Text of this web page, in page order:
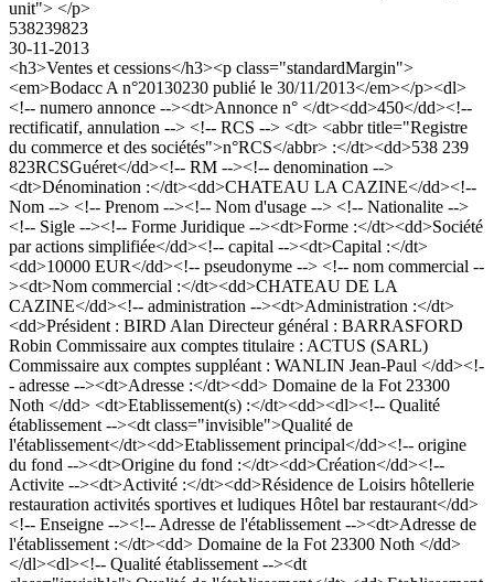
unit"> </p>
538239823
30-11-2013
<h3>Ventes et cessions</h3><p class="standardMargin">
<em>Bodacc A n°20130230 publié le 30/11/2013</em></p><dl>
<!-- numero annonce --><dt>Annonce n° </dt><dd>450</dd><!--
rectificatif, annulation --> <!-- RCS --> <dt> <abbr title="Registre
du commerce et des sociétés">n°RCS</abbr> :</dt><dd>538 239
823RCSGuéret</dd><!-- RM --><!-- denomination -->
<dt>Dénomination :</dt><dd>CHATEAU LA CAZINE</dd><!--
Nom --> <!-- Prenom --><!-- Nom d'usage --> <!-- Nationalite -->
<!-- Sigle --><!-- Forme Juridique --><dt>Forme :</dt><dd>Société
par actions simplifiée</dd><!-- capital --><dt>Capital :</dt>
<dd>10000 EUR</dd><!-- pseudonyme --> <!-- nom commercial --
><dt>Nom commercial :</dt><dd>CHATEAU DE LA
CAZINE</dd><!-- administration --><dt>Administration :</dt>
<dd>Président : BIRD Alan Directeur général : BARRASFORD
Robin Commissaire aux comptes titulaire : ACTUS (SARL)
Commissaire aux comptes suppléant : WANLIN Jean-Paul </dd><!-
- adresse --><dt>Adresse :</dt><dd> Domaine de la Fot 23300
Noth </dd> <dt>Etablissement(s) :</dt><dd><dl><!-- Qualité
établissement --><dt class="invisible">Qualité de
l'établissement</dt><dd>Etablissement principal</dd><!-- origine
du fond --><dt>Origine du fond :</dt><dd>Création</dd><!--
Activite --><dt>Activité :</dt><dd>Résidence de Loisirs hôtellerie
restauration activités sportives et ludiques Hôtel bar restaurant</dd>
<!-- Enseigne --><!-- Adresse de l'établissement --><dt>Adresse de
l'établissement :</dt><dd> Domaine de la Fot 23300 Noth </dd>
</dl><dl><!-- Qualité établissement --><dt